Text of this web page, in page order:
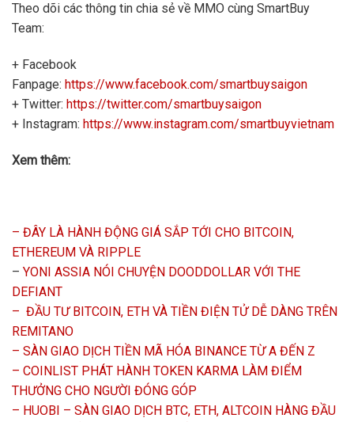
Theo dõi các thông tin chia sẻ về MMO cùng SmartBuy
Team:
+ Facebook
Fanpage: https://www.facebook.com/smartbuysaigon
+ Twitter: https://twitter.com/smartbuysaigon
+ Instagram: https://www.instagram.com/smartbuyvietnam
Xem thêm:
– ĐÂY LÀ HÀNH ĐỘNG GIÁ SẮP TỚI CHO BITCOIN,
ETHEREUM VÀ RIPPLE
– YONI ASSIA NÓI CHUYỆN DOODDOLLAR VỚI THE
DEFIANT
– ĐẦU TƯ BITCOIN, ETH VÀ TIỀN ĐIỆN TỬ DỄ DÀNG TRÊN
REMITANO
– SÀN GIAO DỊCH TIỀN MÃ HÓA BINANCE TỪ A ĐẾN Z
– COINLIST PHÁT HÀNH TOKEN KARMA LÀM ĐIỂM
THƯỞNG CHO NGƯỜI ĐÓNG GÓP
– HUOBI – SÀN GIAO DỊCH BTC, ETH, ALTCOIN HÀNG ĐẦU